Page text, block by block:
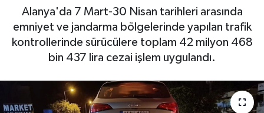
Alanya'da 7 Mart-30 Nisan tarihleri arasında
emniyet ve jandarma bölgelerinde yapılan trafik
kontrollerinde sürücülere toplam 42 milyon 468
bin 437 lira cezai işlem uygulandı.
Gizlilik İlkeleri - Privacy Policy
Güncel
Gündem